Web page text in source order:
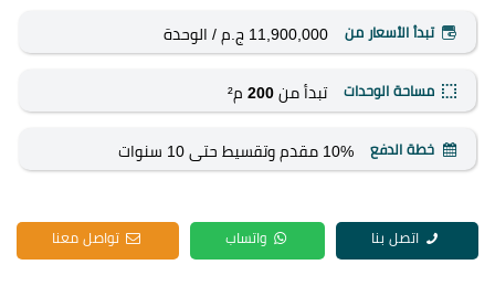
تبدأ الأسعار من 11,900,000 ج.م / الوحدة
مساحة الوحدات تبدأ من 200م²
خطة الدفع 10% مقدم وتقسيط حتى 10 سنوات
اتصل بنا واتساب تواصل معنا